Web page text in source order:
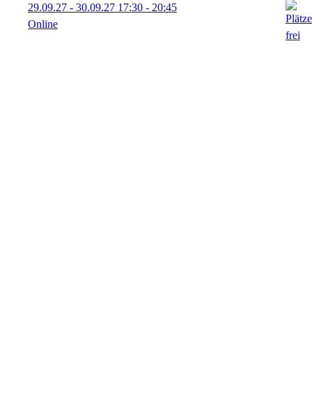
29.09.27 - 30.09.27 17:30 - 20:45
Online